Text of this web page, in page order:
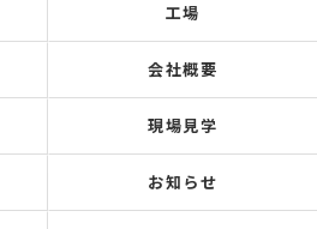
工場
会社概要
現場見学
お知らせ